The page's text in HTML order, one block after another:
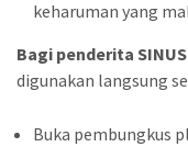
keharuman yang
Bagi penderita
digunakan langsung
Buka pembungkus